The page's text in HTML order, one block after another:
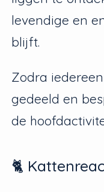
levendige en
blijft.
Zodra
gedeeld en
de
🐈